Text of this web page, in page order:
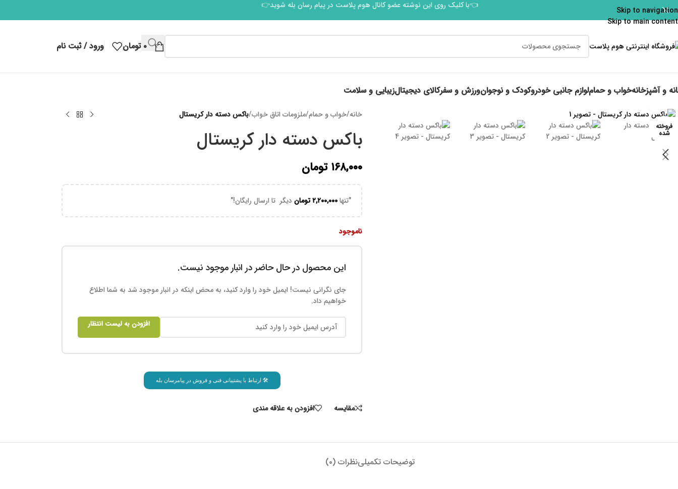
Skip to navigation
Skip to main content
👈با کلیک روی این نوشته عضو کانال هوم پلاست در پیام رسان بله شوید👉
۰ تومان ورود / ثبت نام
و آشپزخانهخواب و حماملوازم جانبی خودروکودک و نوجوانورزش و سفرکالای دیجیتالزیبایی و سلامت
فروخته
شده
خانه/خواب و حمام/ملزومات اتاق خواب/باکس دسته دار کریستال
باکس دسته دار کریستال
۱۶۸,۰۰۰ تومان
"تنها۲,۲۰۰,۰۰۰توماندیگر تا ارسال رایگان!"
ناموجود
این محصول در حال حاضر در انبار موجود نیست.
جای نگرانی نیست! ایمیل خود را وارد کنید، به محض اینکه در انبار موجود شد به شما اطلاع
خواهیم داد.
افزودن به لیست انتظار
🛠 ارتباط با پشتیبانی فنی و فروش در پیامرسان بله
مقايسه افزودن به علاقه مندی
توضیحات تکمیلینظرات (۰)